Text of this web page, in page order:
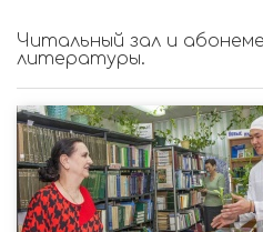
Читальный зал и
литературы.